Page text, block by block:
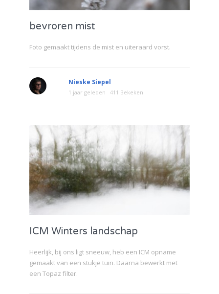
bevroren mist
Foto gemaakt tijdens de mist en uiteraard vorst.
Nieske Siepel
1 jaar geleden 411 Bekeken
ICM Winters landschap
Heerlijk, bij ons ligt sneeuw, heb een ICM opname
gemaakt van een stukje tuin. Daarna bewerkt met
een Topaz filter.